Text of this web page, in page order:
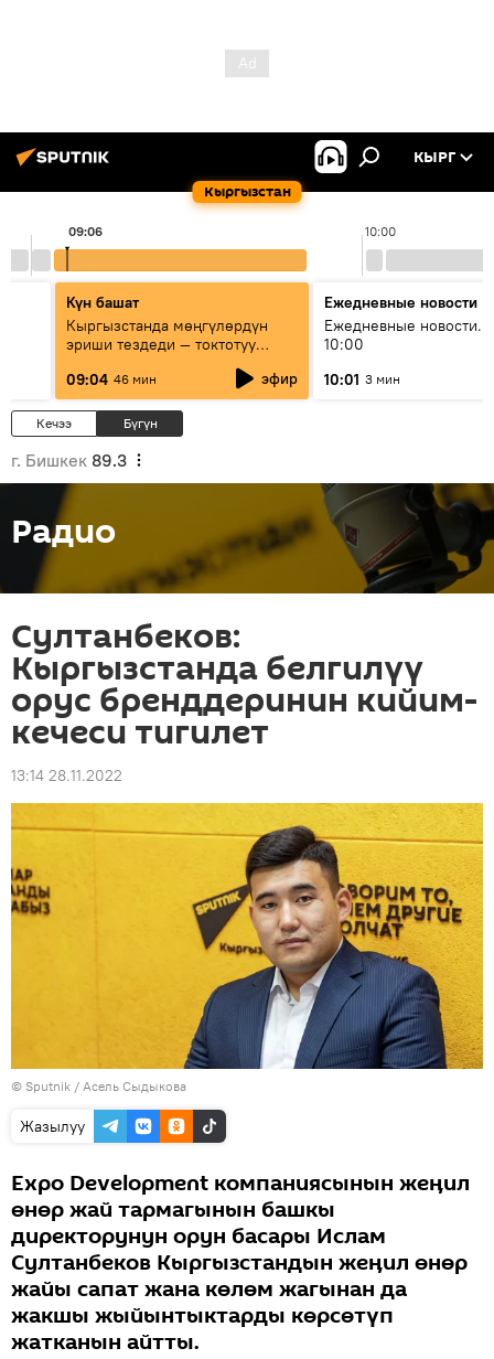
Кыргызстан
КЫРГ
10:00
09:06
Күн башат
Кыргызстанда мөңгүлөрдүн
эриши тездеди — токтотуу
09:04 46 мин эфир
Ежедневные новости
Ежедневные новости.
10:00
10:01 3 мин
Кечээ Бүгүн
г. Бишкек 89.3
Радио
Султанбеков:
Кыргызстанда белгилүү
орус бренддеринин кийим-
кечеси тигилет
13:14 28.11.2022
© Sputnik / Асель Сыдыкова
Жазылуу
Expo Development компаниясынын жеӊил
өнөр жай тармагынын башкы
директорунун орун басары Ислам
Султанбеков Кыргызстандын жеӊил өнөр
жайы сапат жана көлөм жагынан да
жакшы жыйынтыктарды көрсөтүп
жатканын айтты.